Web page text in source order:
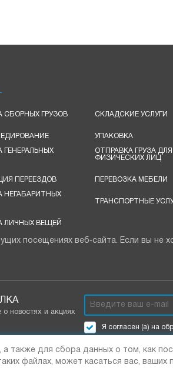
СБОРНЫХ ГРУЗОВ
ГЕНЕРАЛЬНЫХ
ПЕРЕЕЗДОВ
НЕГАБАРИТНЫХ
ЛИЧНЫХ ВЕЩЕЙ
СКЛАДСКИЕ УСЛУГИ
УПАКОВКА
ОТПРАВКА ГРУЗА ДЛЯ
ФИЗИЧЕСКИХ ЛИЦ
ПЕРЕВОЗКА МЕБЕЛИ
ТРАНСПОРТНЫЕ
посещениях веб‑сайта. Если вы не
о новостях и акциях
Я согласен (а) на
также для сбора данных о том, как
файлах, может касаться вас, ваших